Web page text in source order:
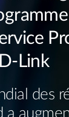
D‑Link
des
a